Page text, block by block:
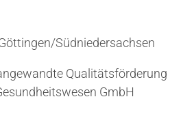
Südniedersachsen
Qualitätsförderung
GmbH